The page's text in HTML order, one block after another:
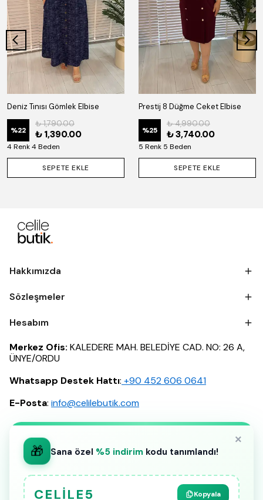
Deniz Tınısı Gömlek Elbise
%22
₺ 1,790.00
₺ 1,390.00
4 Renk 4 Beden
SEPETE EKLE
Prestij 8 Düğme Ceket Elbise
%25
₺ 4,990.00
₺ 3,740.00
5 Renk 5 Beden
SEPETE EKLE
Hakkımızda
Sözleşmeler
Hesabım
Merkez Ofis: KALEDERE MAH. BELEDİYE CAD. NO: 26 A,
ÜNYE/ORDU
Whatsapp Destek Hattı: ‪+90 452 606 0641
E-Posta: info@celilebutik.com
×
🎁 Sana özel %5 indirim kodu tanımlandı!
CELILE5 Kopyala